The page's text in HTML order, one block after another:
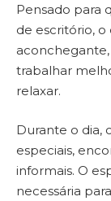
Pensado para
de escritório,
trabalhar
relaxar.
Durante o dia,
especiais,
informais. O
necessária